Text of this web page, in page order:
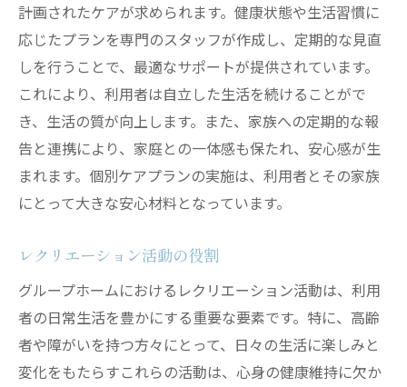
計画されたケアが求められます。健康状態や生活習慣に
応じたプランを専門のスタッフが作成し、定期的な見直
しを行うことで、最適なサポートが提供されています。
これにより、利用者は自立した生活を続けることがで
き、生活の質が向上します。また、家族への定期的な報
告と連携により、家庭との一体感も保たれ、安心感が生
まれます。個別ケアプランの実施は、利用者とその家族
にとって大きな安心材料となっています。
レクリエーション活動の役割
グループホームにおけるレクリエーション活動は、利用
者の日常生活を豊かにする重要な要素です。特に、高齢
者や障がいを持つ方々にとって、日々の生活に楽しみと
変化をもたらすこれらの活動は、心身の健康維持に欠か